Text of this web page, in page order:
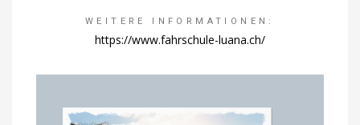
WEITERE INFORMATIONEN:
https://www.fahrschule-luana.ch/